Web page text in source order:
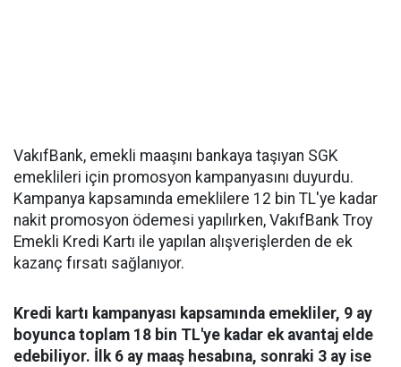
VakıfBank, emekli maaşını bankaya taşıyan SGK
emeklileri için promosyon kampanyasını duyurdu.
Kampanya kapsamında emeklilere 12 bin TL'ye kadar
nakit promosyon ödemesi yapılırken, VakıfBank Troy
Emekli Kredi Kartı ile yapılan alışverişlerden de ek
kazanç fırsatı sağlanıyor.
Kredi kartı kampanyası kapsamında emekliler, 9 ay
boyunca toplam 18 bin TL'ye kadar ek avantaj elde
edebiliyor. İlk 6 ay maaş hesabına, sonraki 3 ay ise